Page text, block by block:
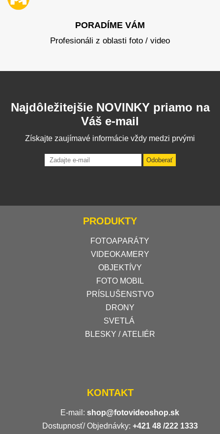
PORADÍME VÁM
Profesionáli z oblasti foto / video
Najdôležitejšie NOVINKY priamo na
Váš e-mail
Získajte zaujímavé informácie vždy medzi prvými
Odoberať
PRODUKTY
FOTOAPARÁTY
VIDEOKAMERY
OBJEKTÍVY
FOTO MOBIL
PRÍSLUŠENSTVO
DRONY
SVETLÁ
BLESKY / ATELIÉR
KONTAKT
E-mail: shop@fotovideoshop.sk
Dostupnosť/ Objednávky: +421 48 /222 1333